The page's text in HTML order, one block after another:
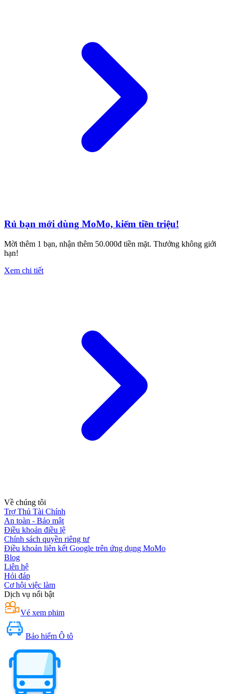
Rủ bạn mới dùng MoMo, kiếm tiền triệu!
Mời thêm 1 bạn, nhận thêm 50.000đ tiền mặt. Thưởng không giới
hạn!
Xem chi tiết
Về chúng tôi
Trợ Thủ Tài Chính
An toàn - Bảo mật
Điều khoản điều lệ
Chính sách quyền riêng tư
Điều khoản liên kết Google trên ứng dụng MoMo
Blog
Liên hệ
Hỏi đáp
Cơ hội việc làm
Dịch vụ nổi bật
Vé xem phim
Bảo hiểm Ô tô